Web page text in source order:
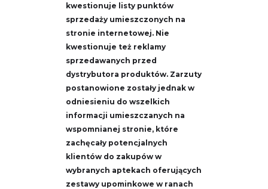
kwestionuje listy punktów
sprzedaży umieszczonych na
stronie internetowej. Nie
kwestionuje też reklamy
sprzedawanych przed
dystrybutora produktów. Zarzuty
postanowione zostały jednak w
odniesieniu do wszelkich
informacji umieszczanych na
wspomnianej stronie, które
zachęcały potencjalnych
klientów do zakupów w
wybranych aptekach oferujących
zestawy upominkowe w ranach